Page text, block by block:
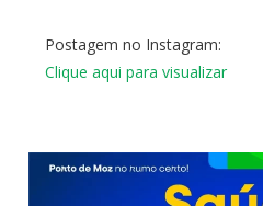
Postagem no Instagram:
Clique aqui para visualizar